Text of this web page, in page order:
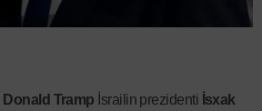
Donald Tramp İsrailin prezidenti İsxak